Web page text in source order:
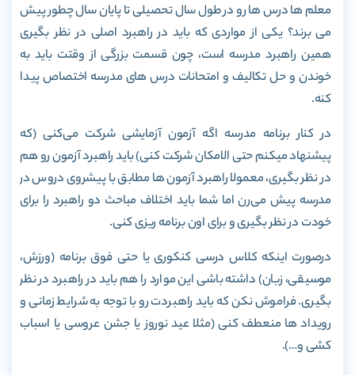
معلم ها درس ها رو در طول سال تحصیلی تا پایان سال چطور پیش
می برند؟ یکی از مواردی که باید در راهبرد اصلی در نظر بگیری
همین راهبرد مدرسه است، چون قسمت بزرگی از وقتت باید به
خوندن و حل تکالیف و امتحانات درس های مدرسه اختصاص پیدا
کنه.
در کنار برنامه مدرسه اگه آزمون آزمایشی شرکت می­‌کنی (که
پیشنهاد میکنم حتی الامکان شرکت کنی) باید راهبرد آزمون رو هم
در نظر بگیری، معمولا راهبرد آزمون ها مطابق با پیشروی دروس در
مدرسه پیش می‌­رن اما شما باید اختلاف مباحث دو راهبرد را برای
خودت در نظر بگیری و برای اون برنامه ریزی کنی.
درصورت اینکه کلاس درسی کنکوری یا حتی فوق برنامه (ورزش،
موسیقی، زبان) داشته باشی این موارد را هم باید در راهبرد در نظر
بگیری. فراموش نکن که باید راهبردت رو با توجه به شرایط زمانی و
رویداد ها منعطف کنی (مثلا عید نوروز یا جشن عروسی یا اسباب
کشی و…).